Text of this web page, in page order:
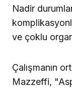
Nadir
ve çoklu
Çalışmanın
Mazzeffi,